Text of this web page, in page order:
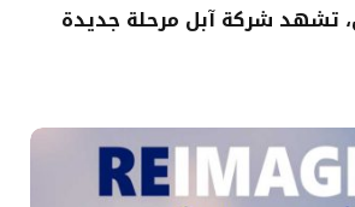
تشهد شركة آبل مرحلة جديدة